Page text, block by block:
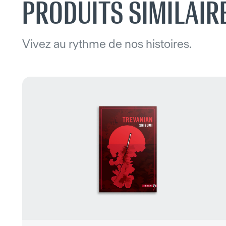
PRODUITS
Vivez au rythme de nos histoires.